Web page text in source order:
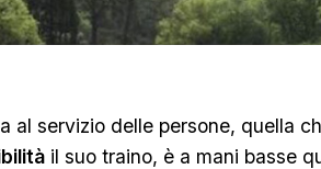
al servizio delle persone, quella
il suo traino, è a mani basse